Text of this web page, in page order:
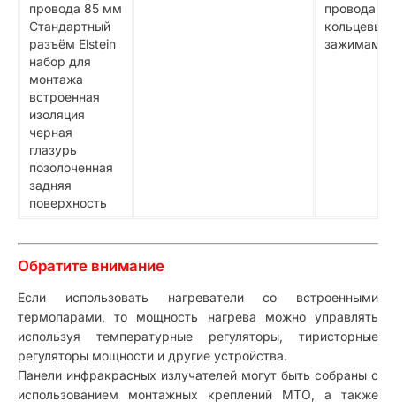
провода 85 мм
Стандартный
разъём Elstein
набор для
монтажа
встроенная
изоляция
черная
глазурь
позолоченная
задняя
поверхность
провода с
зажимами
Обратите внимание
Если использовать нагреватели со встроенными
термопарами, то мощность нагрева можно управлять
используя температурные регуляторы, тиристорные
регуляторы мощности и другие устройства.
Панели инфракрасных излучателей могут быть собраны с
использованием монтажных креплений МТО, а также